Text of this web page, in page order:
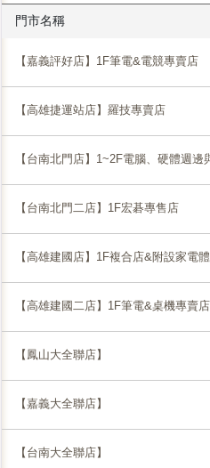
門市名稱
【嘉義評好店】1F筆電&電競專賣店
【高雄捷運站店】羅技專賣店
【台南北門店】1~2F電腦、硬體週邊
【台南北門二店】1F宏碁專售店
【高雄建國店】1F複合店&附設家電
【高雄建國二店】1F筆電&桌機專賣店
【鳳山大全聯店】
【嘉義大全聯店】
【台南大全聯店】